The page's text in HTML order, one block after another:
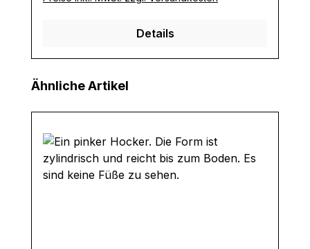
Details
Produktgalerie überspringen
Ähnliche Artikel